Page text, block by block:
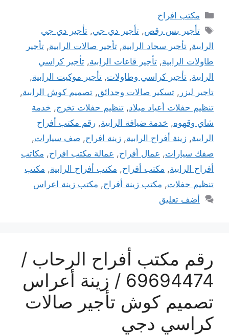
التصنيفات
مكتب افراح
الوسوم
تأجير بس رقص,تأجير دي جي,تأجير دي جي
الرابية, تأجير سجاد الرابية, تأجير صالات الرابية, تأجير
طاولات الرابية, تأجير قاعات الرابية, تأجير كراسي
الرابية, تأجير كراسي وطاولات, تأجير موكيت الرابية,
تاجير ليزر , تسكير صالات وحدائق, تصميم كوش الرابية,
تنظيم حفلات أعياد ميلاد, تنظيم حفلات تخرج, خدمة
شاي وقهوه, خدمة ضيافة الرابية, رقم مكتب أفراح
الرابية, زينة أفراح الرابية, زينة افراح, صف سيارات,
صفك سيارات, عمال أفراح, عمالة مكتب افراح, مكاتب
أفراح الرابية, مكتب أفراح, مكتب أفراح الرابية, مكتب
تنظيم حفلات, مكتب زينة أفراح, مكتب زينة اعراس
أضف تعليق
رقم مكتب أفراح الرحاب /
69694474 / زينة أعراس
تصميم كوش تأجير صالات
كراسي دجي